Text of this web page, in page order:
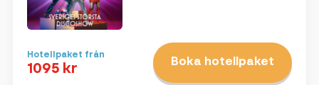
Hotellpaket från
1095 kr Boka hotellpaket